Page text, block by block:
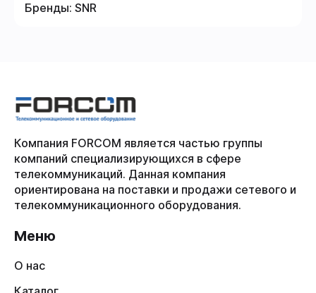
Бренды: SNR
Компания FORCOM является частью группы
компаний специализирующихся в сфере
телекоммуникаций. Данная компания
ориентирована на поставки и продажи сетевого и
телекоммуникационного оборудования.
Меню
О нас